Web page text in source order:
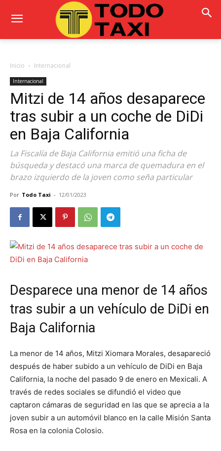
Inicio Internacional
Internacional
Mitzi de 14 años desaparece
tras subir a un coche de DiDi
en Baja California
La Fiscalía de Baja California emitió una ficha de
búsqueda y destacó una marca de quemadura en el
brazo izquierdo de la joven como seña particular
Por Todo Taxi - 12/01/2023
Desparece una menor de 14 años
tras subir a un vehículo de DiDi en
Baja California
La menor de 14 años, Mitzi Xiomara Morales, desapareció
después de haber subido a un vehículo de DiDi en Baja
California, la noche del pasado 9 de enero en Mexicali. A
través de redes sociales se difundió el video que
captaron cámaras de seguridad en las que se aprecia a la
joven subir a un automóvil blanco en la calle Misión Santa
Rosa en la colonia Colosio.